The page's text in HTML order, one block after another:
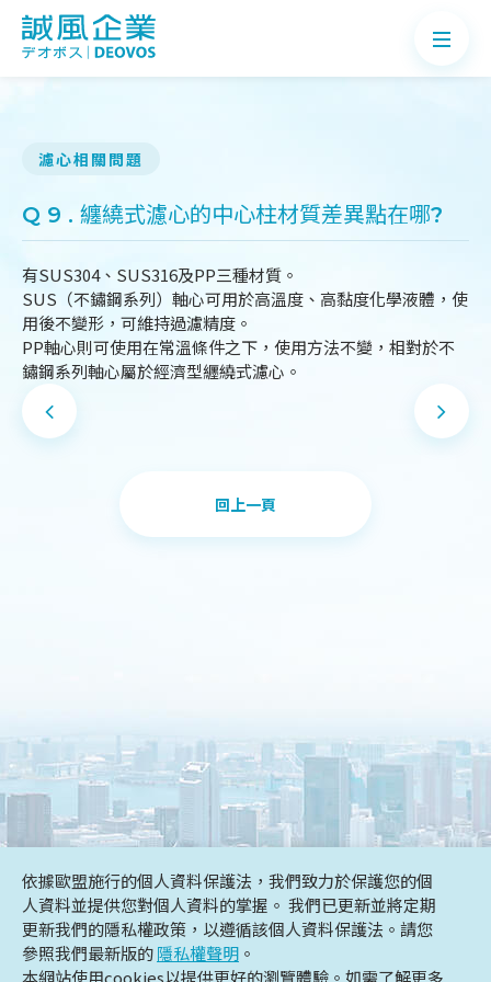
濾心相關問題
Q 9 . 纏繞式濾心的中心柱材質差異點在哪?
有SUS304、SUS316及PP三種材質。
SUS（不鏽鋼系列）軸心可用於高溫度、高黏度化學液體，使
用後不變形，可維持過濾精度。
PP軸心則可使用在常溫條件之下，使用方法不變，相對於不
鏽鋼系列軸心屬於經濟型纒繞式濾心。
回上一頁
關於誠風
案例分享
最新消息
知識Q&A
DESIGN IBEST
依據歐盟施行的個人資料保護法，我們致力於保護您的個
人資料並提供您對個人資料的掌握。 我們已更新並將定期
更新我們的隱私權政策，以遵循該個人資料保護法。請您
參照我們最新版的隱私權聲明 。
本網站使用cookies以提供更好的瀏覽體驗。如需了解更多